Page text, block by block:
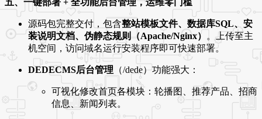
源码包完整交付，包含整站模板文件、数据库SQL、安
装说明文档、伪静态规则（Apache/Nginx） 。上传至主
机空间，访问域名运行安装程序即可快速部署。
DEDECMS后台管理 （/dede）功能强大：
可视化修改首页各模块：轮播图、推荐产品、招商
信息、新闻列表。